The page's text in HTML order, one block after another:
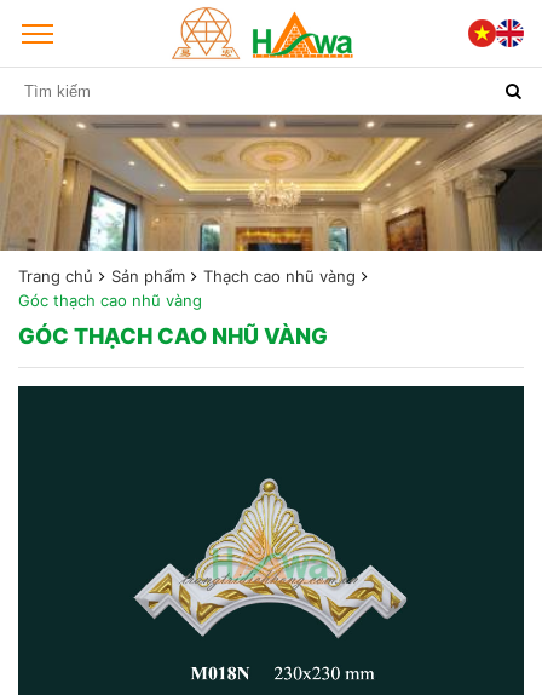
Trang chủ Sản phẩm
Thạch cao nhũ vàng
Góc thạch cao nhũ vàng
GÓC THẠCH CAO NHŨ VÀNG